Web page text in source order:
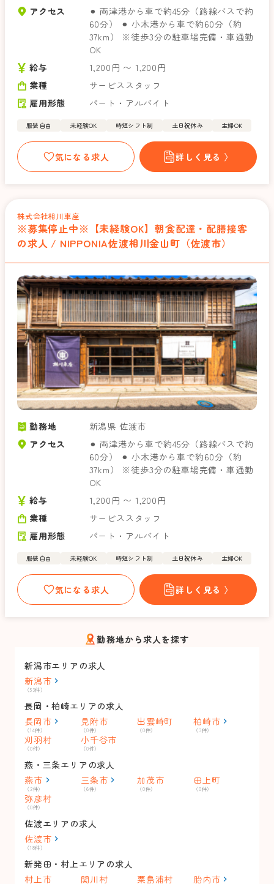
アクセス
⚫︎ 両津港から車で約45分（路線バスで約
60分） ⚫︎ 小木港から車で約60分（約
37km） ※徒歩3分の駐車場完備・車通勤
OK
給与
1,200円 〜 1,200円
業種
サービススタッフ
雇用形態
パート・アルバイト
服装自由 未経験OK 時短シフト制 土日祝休み 主婦OK
気になる求人 詳しく見る 〉
株式会社相川車座
※募集停止中※【未経験OK】朝食配達・配膳接客
の求人 / NIPPONIA佐渡相川金山町（佐渡市）
勤務地
新潟県 佐渡市
アクセス
⚫︎ 両津港から車で約45分（路線バスで約
60分） ⚫︎ 小木港から車で約60分（約
37km） ※徒歩3分の駐車場完備・車通勤
OK
給与
1,200円 〜 1,200円
業種
サービススタッフ
雇用形態
パート・アルバイト
服装自由 未経験OK 時短シフト制 土日祝休み 主婦OK
気になる求人 詳しく見る 〉
勤務地から求人を探す
新潟市エリアの求人
新潟市
（53件）
長岡・柏崎エリアの求人
長岡市
（14件）
見附市
（0件）
出雲崎町
（0件）
柏崎市
（3件）
刈羽村
（0件）
小千谷市
（0件）
燕・三条エリアの求人
燕市
（2件）
三条市
（6件）
加茂市
（0件）
田上町
（0件）
弥彦村
（0件）
佐渡エリアの求人
佐渡市
（18件）
新発田・村上エリアの求人
村上市
関川村 粟島浦村 胎内市